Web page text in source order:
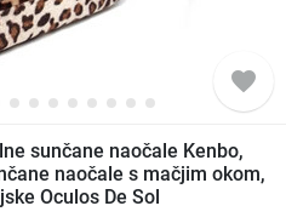
favorite
sunčane naočale Kenbo,
naočale s mačjim okom,
Oculos De Sol